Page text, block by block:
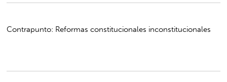
Contrapunto: Reformas constitucionales inconstitucionales